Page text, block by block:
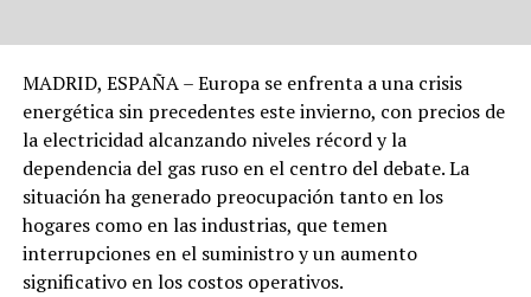
MADRID, ESPAÑA – Europa se enfrenta a una crisis
energética sin precedentes este invierno, con precios de
la electricidad alcanzando niveles récord y la
dependencia del gas ruso en el centro del debate. La
situación ha generado preocupación tanto en los
hogares como en las industrias, que temen
interrupciones en el suministro y un aumento
significativo en los costos operativos.